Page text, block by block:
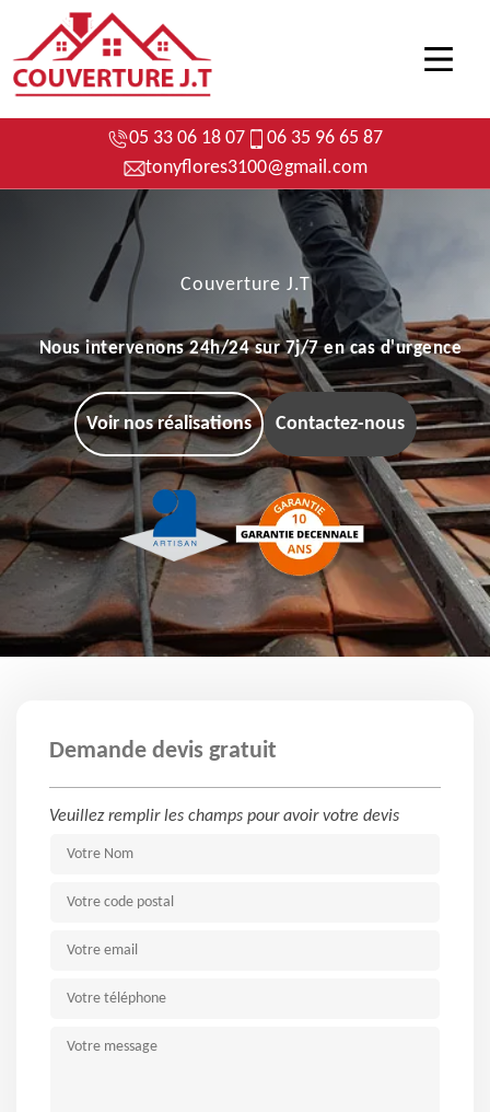
05 33 06 18 07
06 35 96 65 87
tonyflores3100@gmail.com
Couverture J.T
Nous intervenons 24h/24 sur 7j/7 en cas d'urgence
Voir nos réalisations Contactez-nous
Demande devis gratuit
Veuillez remplir les champs pour avoir votre devis